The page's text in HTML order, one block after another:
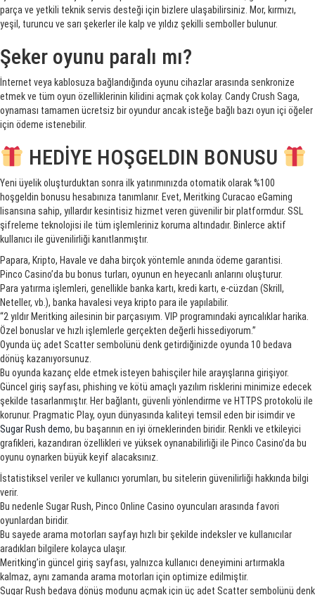
parça ve yetkili teknik servis desteği için bizlere ulaşabilirsiniz. Mor, kırmızı,
yeşil, turuncu ve sarı şekerler ile kalp ve yıldız şekilli semboller bulunur.
Şeker oyunu paralı mı?
İnternet veya kablosuza bağlandığında oyunu cihazlar arasında senkronize
etmek ve tüm oyun özelliklerinin kilidini açmak çok kolay. Candy Crush Saga,
oynaması tamamen ücretsiz bir oyundur ancak isteğe bağlı bazı oyun içi öğeler
için ödeme istenebilir.
HEDİYE HOŞGELDIN BONUSU
Yeni üyelik oluşturduktan sonra ilk yatırımınızda otomatik olarak %100
hoşgeldin bonusu hesabınıza tanımlanır. Evet, Meritking Curacao eGaming
lisansına sahip, yıllardır kesintisiz hizmet veren güvenilir bir platformdur. SSL
şifreleme teknolojisi ile tüm işlemleriniz koruma altındadır. Binlerce aktif
kullanıcı ile güvenilirliği kanıtlanmıştır.
Papara, Kripto, Havale ve daha birçok yöntemle anında ödeme garantisi.
Pinco Casino’da bu bonus turları, oyunun en heyecanlı anlarını oluşturur.
Para yatırma işlemleri, genellikle banka kartı, kredi kartı, e-cüzdan (Skrill,
Neteller, vb.), banka havalesi veya kripto para ile yapılabilir.
“2 yıldır Meritking ailesinin bir parçasıyım. VIP programındaki ayrıcalıklar harika.
Özel bonuslar ve hızlı işlemlerle gerçekten değerli hissediyorum.”
Oyunda üç adet Scatter sembolünü denk getirdiğinizde oyunda 10 bedava
dönüş kazanıyorsunuz.
Bu oyunda kazanç elde etmek isteyen bahisçiler hile arayışlarına girişiyor.
Güncel giriş sayfası, phishing ve kötü amaçlı yazılım risklerini minimize edecek
şekilde tasarlanmıştır. Her bağlantı, güvenli yönlendirme ve HTTPS protokolü ile
korunur. Pragmatic Play, oyun dünyasında kaliteyi temsil eden bir isimdir ve
Sugar Rush demo, bu başarının en iyi örneklerinden biridir. Renkli ve etkileyici
grafikleri, kazandıran özellikleri ve yüksek oynanabilirliği ile Pinco Casino’da bu
oyunu oynarken büyük keyif alacaksınız.
İstatistiksel veriler ve kullanıcı yorumları, bu sitelerin güvenilirliği hakkında bilgi
verir.
Bu nedenle Sugar Rush, Pinco Online Casino oyuncuları arasında favori
oyunlardan biridir.
Bu sayede arama motorları sayfayı hızlı bir şekilde indeksler ve kullanıcılar
aradıkları bilgilere kolayca ulaşır.
Meritking’in güncel giriş sayfası, yalnızca kullanıcı deneyimini artırmakla
kalmaz, aynı zamanda arama motorları için optimize edilmiştir.
Sugar Rush bedava dönüş modunu açmak için üç adet Scatter sembolünü denk